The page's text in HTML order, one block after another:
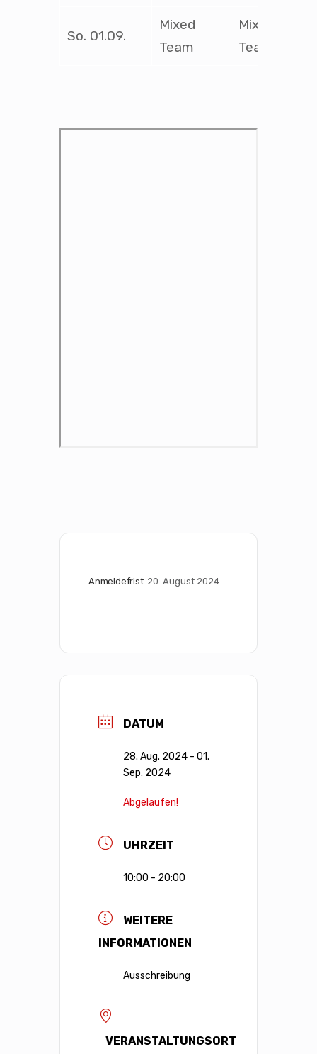
So. 01.09.
Mixed
Team
Mixed
Team
Anmeldefrist 20. August 2024
DATUM
28. Aug. 2024 - 01.
Sep. 2024
Abgelaufen!
UHRZEIT
10:00 - 20:00
WEITERE
INFORMATIONEN
Ausschreibung
VERANSTALTUNGSORT